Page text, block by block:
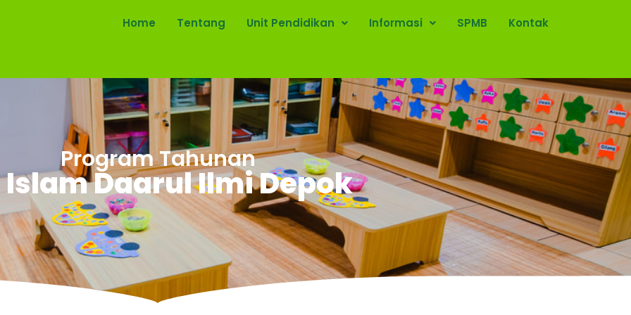
Home Tentang Unit Pendidikan Informasi SPMB Kontak
Program Tahunan
Islam Daarul Ilmi Depok